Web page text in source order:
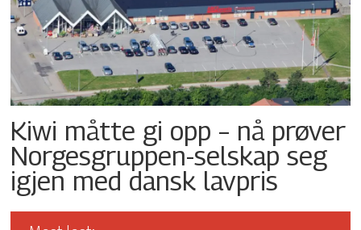
Kiwi måtte gi opp – nå prøver
Norgesgruppen-selskap seg
igjen med dansk lavpris